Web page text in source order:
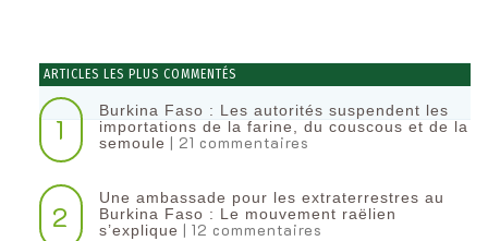
ARTICLES LES PLUS COMMENTÉS
1
Burkina Faso : Les autorités suspendent les
importations de la farine, du couscous et de la
semoule | 21 commentaires
2
Une ambassade pour les extraterrestres au
Burkina Faso : Le mouvement raëlien
s’explique | 12 commentaires